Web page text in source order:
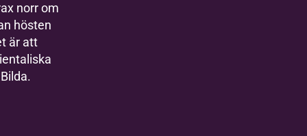
norr om
hösten
är att